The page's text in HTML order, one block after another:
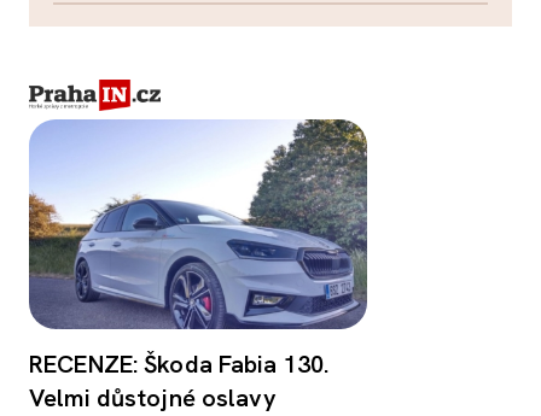
RECENZE: Škoda Fabia 130.
Velmi důstojné oslavy